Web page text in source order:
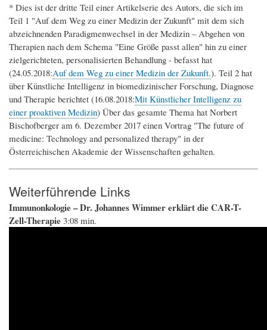
* Dies ist der dritte Teil einer Artikelserie des Autors, die sich im
Teil 1 "Auf dem Weg zu einer Medizin der Zukunft" mit dem sich
abzeichnenden Paradigmenwechsel in der Medizin – Abgehen von
Therapien nach dem Schema "Eine Größe passt allen" hin zu einer
zielgerichteten, personalisierten Behandlung - befasst hat
(24.05.2018:Auf dem Weg zu einer Medizin der Zukunft.). Teil 2 hat
über Künstliche Intelligenz in biomedizinischer Forschung, Diagnose
und Therapie berichtet (16.08.2018:Mit Künstlicher Intelligenz zu
einer proaktiven Medizin) Über das gesamte Thema hat Norbert
Bischofberger am 6. Dezember 2017 einen Vortrag "The future of
medicine: Technology and personalized therapy" in der
Österreichischen Akademie der Wissenschaften gehalten.
Weiterführende Links
Immunonkologie – Dr. Johannes Wimmer erklärt die CAR-T-
Zell-Therapie 3:08 min.